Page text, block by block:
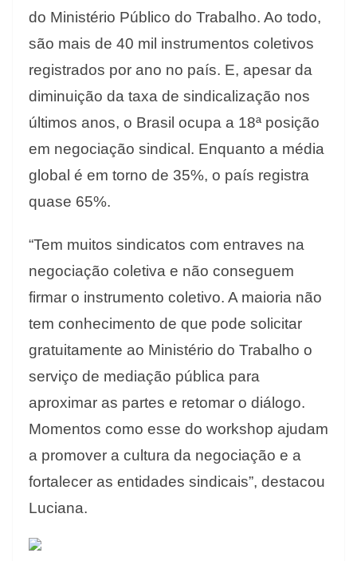
do Ministério Público do Trabalho. Ao todo,
são mais de 40 mil instrumentos coletivos
registrados por ano no país. E, apesar da
diminuição da taxa de sindicalização nos
últimos anos, o Brasil ocupa a 18ª posição
em negociação sindical. Enquanto a média
global é em torno de 35%, o país registra
quase 65%.
“Tem muitos sindicatos com entraves na
negociação coletiva e não conseguem
firmar o instrumento coletivo. A maioria não
tem conhecimento de que pode solicitar
gratuitamente ao Ministério do Trabalho o
serviço de mediação pública para
aproximar as partes e retomar o diálogo.
Momentos como esse do workshop ajudam
a promover a cultura da negociação e a
fortalecer as entidades sindicais”, destacou
Luciana.